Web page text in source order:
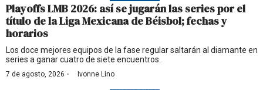
Playoffs LMB 2026: así se jugarán las series por el
título de la Liga Mexicana de Béisbol; fechas y
horarios
Los doce mejores equipos de la fase regular saltarán al diamante en
series a ganar cuatro de siete encuentros.
7 de agosto, 2026 · Ivonne Lino